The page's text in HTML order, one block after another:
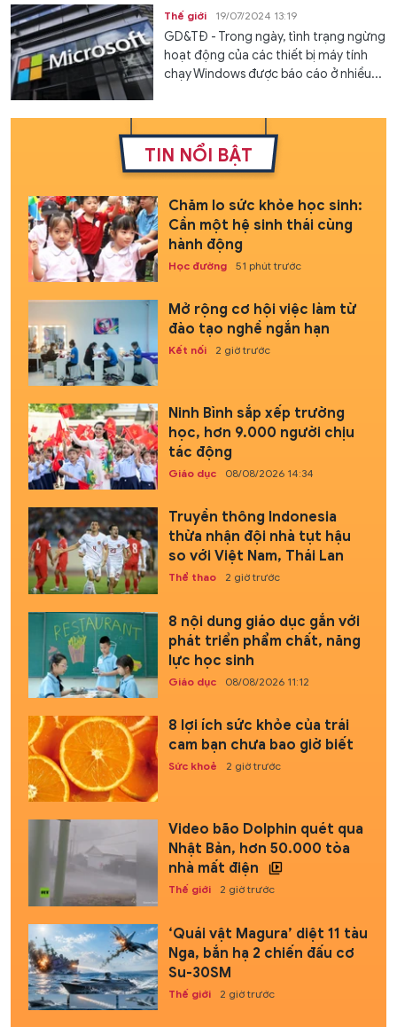
Thế giới 19/07/2024 13:19
GD&TĐ - Trong ngày, tình trạng ngừng
hoạt động của các thiết bị máy tính
chạy Windows được báo cáo ở nhiều...
TIN NỔI BẬT
Chăm lo sức khỏe học sinh:
Cần một hệ sinh thái cùng
hành động
Học đường 51 phút trước
Mở rộng cơ hội việc làm từ
đào tạo nghề ngắn hạn
Kết nối 2 giờ trước
Ninh Bình sắp xếp trường
học, hơn 9.000 người chịu
tác động
Giáo dục 08/08/2026 14:34
Truyền thông Indonesia
thừa nhận đội nhà tụt hậu
so với Việt Nam, Thái Lan
Thể thao 2 giờ trước
8 nội dung giáo dục gắn với
phát triển phẩm chất, năng
lực học sinh
Giáo dục 08/08/2026 11:12
8 lợi ích sức khỏe của trái
cam bạn chưa bao giờ biết
Sức khoẻ 2 giờ trước
Video bão Dolphin quét qua
Nhật Bản, hơn 50.000 tòa
nhà mất điện
Thế giới 2 giờ trước
‘Quái vật Magura’ diệt 11 tàu
Nga, bắn hạ 2 chiến đấu cơ
Su-30SM
Thế giới 2 giờ trước